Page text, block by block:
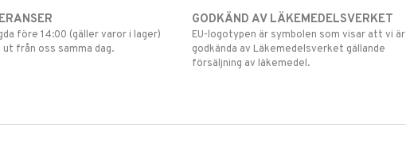
före 14:00 (gäller varor i lager)
från oss samma dag.
GODKÄND AV LÄKEMEDELSVERKET
EU-logotypen är symbolen som visar att vi är
godkända av Läkemedelsverket gällande
försäljning av läkemedel.